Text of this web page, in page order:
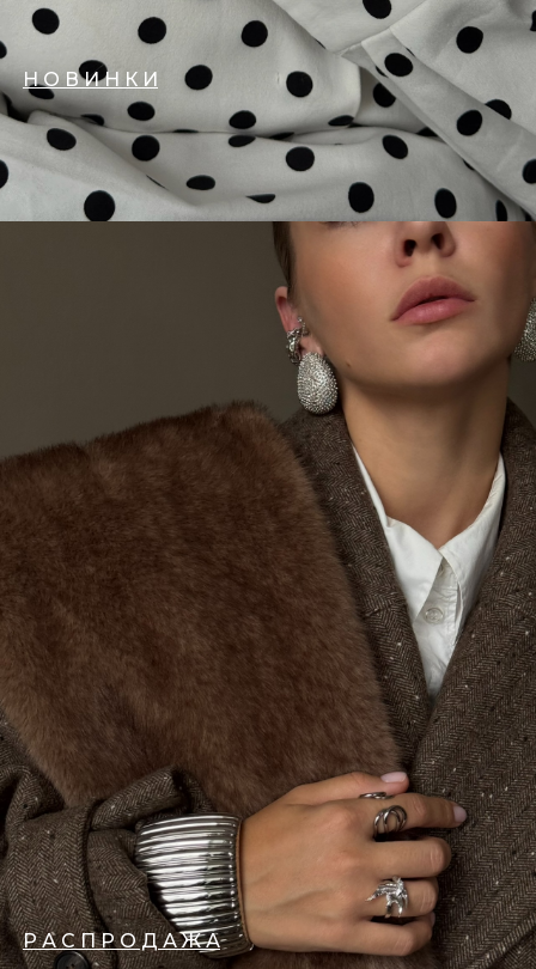
Н О В И Н К И
Р А С П Р О Д А Ж А
ВНОВЬ В НАЛИЧИИ